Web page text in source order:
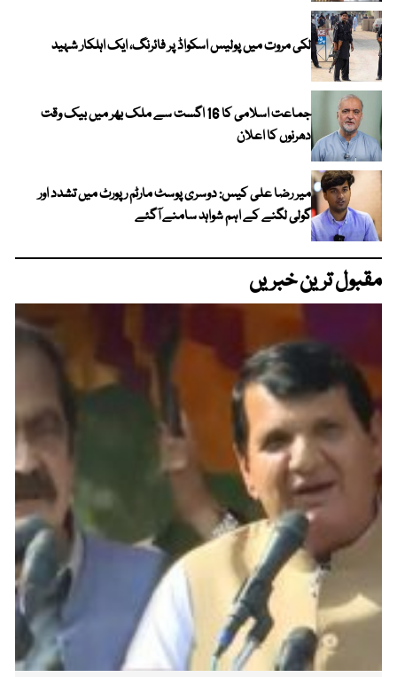
لکی مروت میں پولیس اسکواڈ پر فائرنگ، ایک اہلکار شہید
جماعت اسلامی کا 16 اگست سے ملک بھر میں بیک وقت
دھرنوں کا اعلان
میر رضا علی کیس: دوسری پوسٹ مارٹم رپورٹ میں تشدد اور
گولی لگنے کے اہم شواہد سامنے آگئے
مقبول ترین خبریں